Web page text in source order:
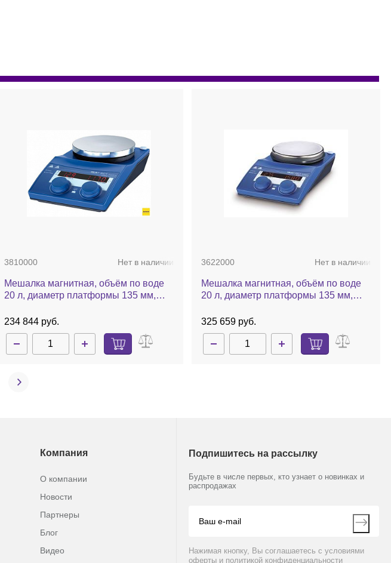
3810000 Нет в наличии
Мешалка магнитная, объём по воде
20 л, диаметр платформы 135 мм,
basic
234 844 руб.
3622000 Нет в наличии
Мешалка магнитная, объём по воде
20 л, диаметр платформы 135 мм,
basic
325 659 руб.
Компания
О компании
Новости
Партнеры
Блог
Видео
Подпишитесь на рассылку
Будьте в числе первых, кто узнает о новинках и
распродажах
Нажимая кнопку, Вы соглашаетесь с условиями
оферты и политикой конфиденциальности